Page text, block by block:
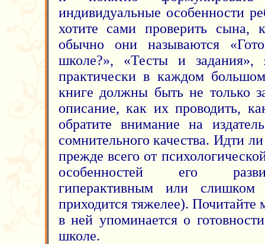
индивидуальные особенности
хотите сами проверить сына,
обычно они называются
школе?», «Тесты и задания»,
практически в каждом
книге должны быть не только
описание, как их проводить,
обратите внимание на
сомнительного качества. Идти
прежде всего от
особенностей его
гиперактивным или слишком
приходится тяжелее).
в ней упоминается о
школе.